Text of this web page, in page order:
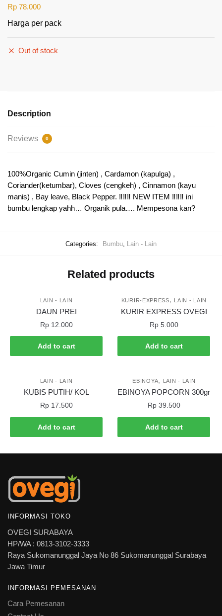
Rp 78.000
Harga per pack
Out of stock
Description
Reviews 0
100%Organic Cumin (jinten) , Cardamon (kapulga) ,
Coriander(ketumbar), Cloves (cengkeh) , Cinnamon (kayu
manis) , Bay leave, Black Pepper. ‼️‼️‼️ NEW ITEM ‼️‼️‼️ ini
bumbu lengkap yahh… Organik pula…. Mempesona kan?
Categories: Bumbu Lain - Lain
Related products
LAIN - LAIN
DAUN PREI
Rp12.000
Add to cart
KURIR-EXPRESS, LAIN - LAIN
KURIR EXPRESS OVEGI
Rp5.000
Add to cart
LAIN - LAIN
KUBIS PUTIH/ KOL
Rp17.500
Add to cart
EBINOYA, LAIN - LAIN
EBINOYA POPCORN 300gr
Rp39.500
Add to cart
INFORMASI TOKO
OVEGI SURABAYA
HP/WA : 0813-3102-3333
Raya Sukomanunggal Jaya No 86 Sukomanunggal Surabaya
Jawa Timur
INFORMASI PEMESANAN
Cara Pemesanan